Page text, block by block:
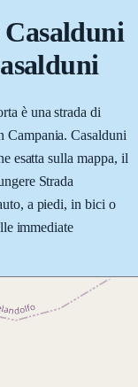
è una strada di
Casalduni
esatta sulla mappa, il
Strada
a piedi, in bici o
immediate